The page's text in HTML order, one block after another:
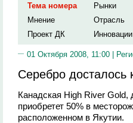
Тема номера
Рынки
Мнение
Отрасль
Проект ДК
Инновации
01 Октября 2008, 11:00 |
Серебро досталось
Канадская High River
приобретет 50% в
расположенном в Якутии.